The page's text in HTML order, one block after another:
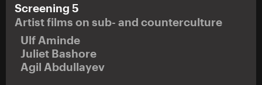
Screening 5
Artist films on sub- and counterculture
Ulf Aminde
Juliet Bashore
Agil Abdullayev